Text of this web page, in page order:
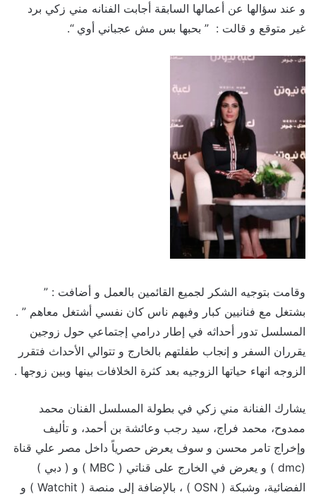
و عند سؤالها عن أعمالها السابقة أجابت الفنانه مني زكي برد
غير متوقع و قالت : ” بحبها بس مش عجباني أوي “.
وقامت بتوجيه الشكر لجميع القائمين بالعمل و أضافت : ”
بشتغل مع فنانيين كبار وفيهم ناس كان نفسي أشتغل معاهم ” .
المسلسل تدور أحداثه في إطار درامي إجتماعي حول زوجين
يقرران السفر و إنجاب طفلتهم بالخارج و تتوالي الأحداث فتقرر
الزوجه انهاء حياتها الزوجيه بعد كثرة الخلافات بينها وبين زوجها .
يشارك الفنانة مني زكي في بطولة المسلسل الفنان محمد
ممدوح، محمد فراج، سيد رجب وعائشة بن أحمد، و تأليف
وإخراج تامر محسن و سوف يعرض حصرياً داخل مصر علي قناة
(dmc ) و يعرض في الخارج على قناتي ( MBC ) و ( دبي )
الفضائية، وشبكة ( OSN ) ، بالإضافة إلى منصة ( Watchit ) و